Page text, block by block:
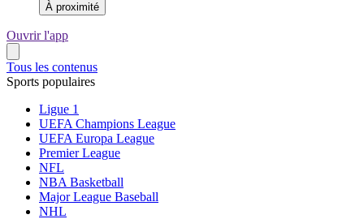
À proximité
Ouvrir l'app
Tous les contenus
Sports populaires
Ligue 1
UEFA Champions League
UEFA Europa League
Premier League
NFL
NBA Basketball
Major League Baseball
NHL